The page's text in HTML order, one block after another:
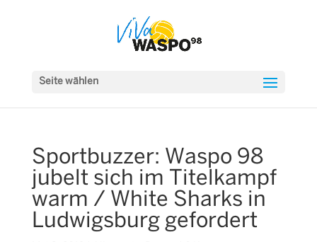
Seite wählen
Sportbuzzer: Waspo 98
jubelt sich im Titelkampf
warm / White Sharks in
Ludwigsburg gefordert